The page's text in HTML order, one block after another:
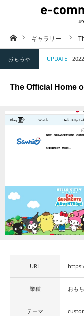
ホームギャラリー
おもちゃ UPDATE
The Official Home
URL
業種 おも
テーマ
TOP
ABOUT